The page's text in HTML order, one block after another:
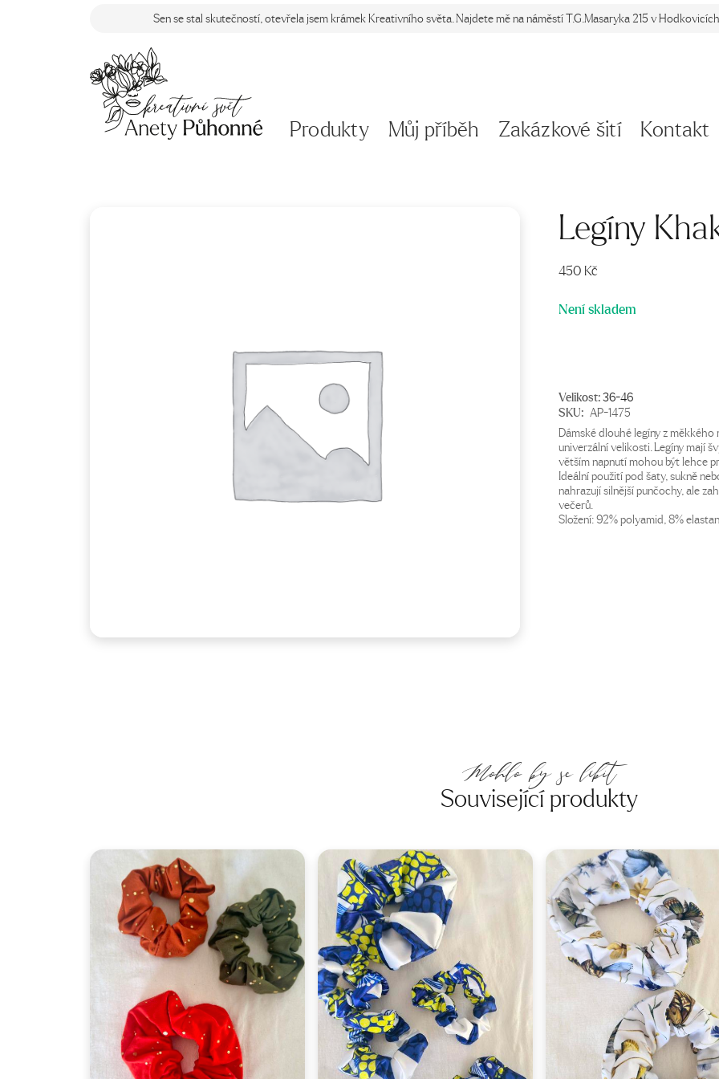
Sen se stal skutečností, otevřela jsem krámek Kreativního světa. Najdete mě na náměstí T.G.Masaryka 215 v
Produkty Můj příběh Zakázkové šití Kontakt
Legíny
450 Kč
Není skladem
Velikost:36-46
SKU: AP-1475
Dámské dlouhé legíny z
univerzální velikosti. Legíny mají
větším napnutí mohou být lehce
Ideální použití pod šaty, sukně
nahrazují silnější punčochy, ale
večerů.
Složení: 92% polyamid, 8%
Mohlo by se líbit
Související produkty